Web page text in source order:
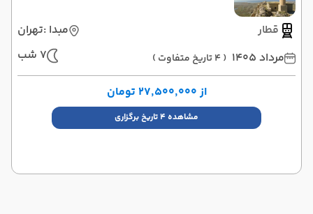
قطار مبدا :تهران
مرداد 1405
( 4 تاریخ متفاوت ) 7 شب
از ۲۷٬۵۰۰٬۰۰۰ تومان
مشاهده 4 تاریخ برگزاری